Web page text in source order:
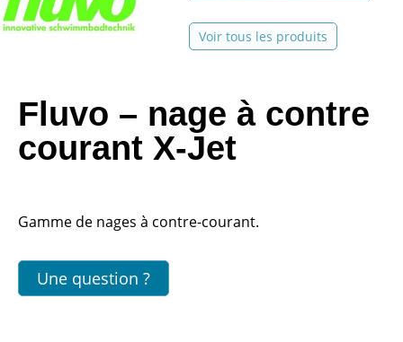
Voir tous les produits
Fluvo – nage à contre
courant X-Jet
Gamme de nages à contre-courant.
Une question ?